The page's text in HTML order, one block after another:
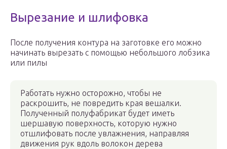
Вырезание и шлифовка
После получения контура на заготовке его можно
начинать вырезать с помощью небольшого лобзика
или пилы
Работать нужно осторожно, чтобы не
раскрошить, не повредить края вешалки.
Полученный полуфабрикат будет иметь
шершавую поверхность, которую нужно
отшлифовать после увлажнения, направляя
движения рук вдоль волокон дерева